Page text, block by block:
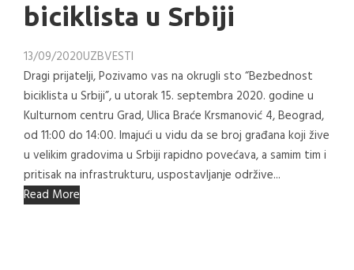
biciklista u Srbiji
13/09/2020UZBVESTI
Dragi prijatelji, Pozivamo vas na okrugli sto “Bezbednost
biciklista u Srbiji”, u utorak 15. septembra 2020. godine u
Kulturnom centru Grad, Ulica Braće Krsmanović 4, Beograd,
od 11:00 do 14:00. Imajući u vidu da se broj građana koji žive
u velikim gradovima u Srbiji rapidno povećava, a samim tim i
pritisak na infrastrukturu, uspostavljanje održive...
Read More